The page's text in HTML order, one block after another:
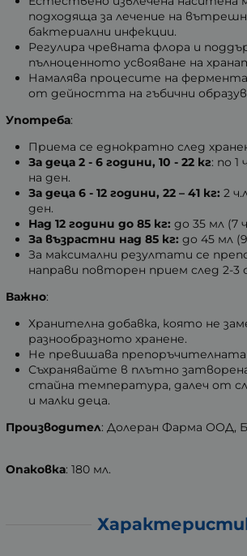
подходяща за лечение на
бактериални инфекции.
Регулира чревната флора и
пълноценното усвояване на
Намалява процесите на
от дейността на гъбични
Употреба:
Приема се еднократно след
За деца 2 - 6 години, 10 - 22 кг: по 1
на ден.
За деца 6 - 12 години, 22 – 41 кг: 2
ден.
Над 12 години до 85 кг: до 35 мл (7
За възрастни над 85 кг: до 45 мл (9
За максимални резултати се
направи повторен прием след 2-3
Важно:
Хранителна добавка, която не
разнообразното хранене.
Не превишава препоръчителната
Съхранявайте в плътно
стайна температура, далеч от
и малки деца.
Производител: Долеран Фарма ООД,
Опаковка: 180 мл.